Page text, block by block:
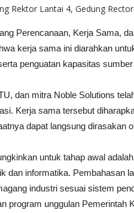
Rektor Lantai 4, Gedung
Perencanaan, Kerja Sama,
kerja sama ini diarahkan
penguatan kapasitas
dan mitra Noble Solutions
Kerja sama tersebut
dapat langsung dirasakan
untuk tahap awal
dan informatika. Pembahasan
industri sesuai sistem
program unggulan Pemerintah